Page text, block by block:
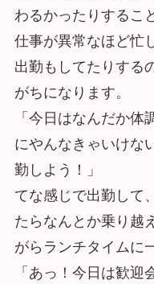
わるかったりするこ
仕事が異常なほど忙
出勤もしてたりする
がちになります。
「今日はなんだか体
にやんなきゃいけな
勤しよう！」
てな感じで出勤して
たらなんとか乗り越
がらランチタイムに
「あっ！今日は歓迎